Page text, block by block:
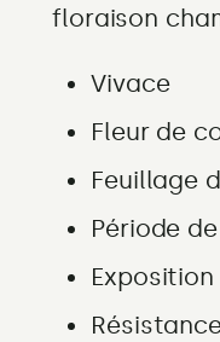
floraison
Vivace
Fleur de
Feuillage
Période
Exposition